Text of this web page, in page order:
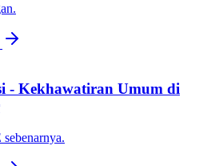
- Kekhawatiran Umum di